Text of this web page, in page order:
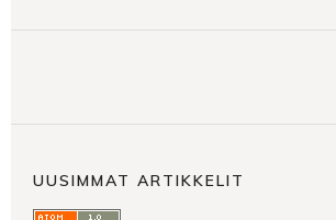
UUSIMMAT ARTIKKELIT